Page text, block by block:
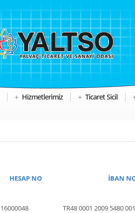
Hizmetlerimiz Ticaret Sicil
HESAP NO İBAN
16000048 TR48 0001 2009 5480